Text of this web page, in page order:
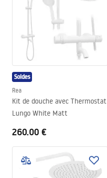
Soldes
Rea
Kit de douche avec Thermostat
Lungo White Matt
260.00 €